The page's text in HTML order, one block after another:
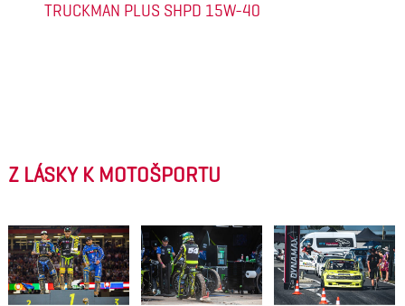
TRUCKMAN PLUS SHPD 15W-40
Z LÁSKY K MOTOŠPORTU